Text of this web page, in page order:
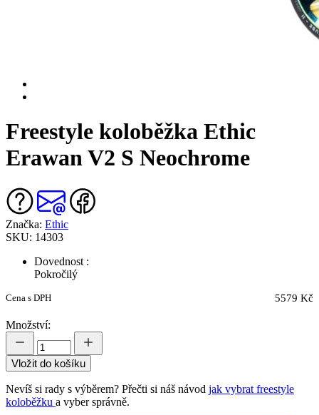
Freestyle koloběžka Ethic
Erawan V2 S Neochrome
Značka: Ethic
SKU: 14303
Dovednost :
Pokročilý
Cena s DPH 5579 Kč
Množství:
Vložit do košíku
Nevíš si rady s výběrem? Přečti si náš návod jak vybrat freestyle
koloběžku a vyber správně.